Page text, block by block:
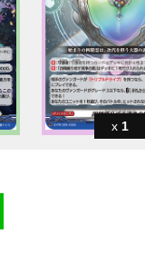
1
でシェアする